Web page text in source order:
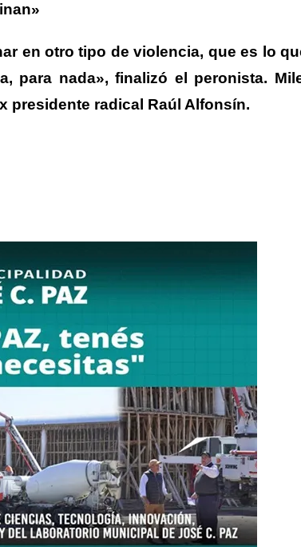
en otro tipo de violencia, que es lo
para nada», finalizó el peronista.
presidente radical Raúl Alfonsín.